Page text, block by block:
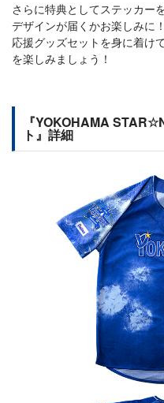
さらに特典としてステッカー
デザインが届くかお楽しみに！
応援グッズセットを身に着け
を楽しみましょう！
『YOKOHAMA
ト』詳細